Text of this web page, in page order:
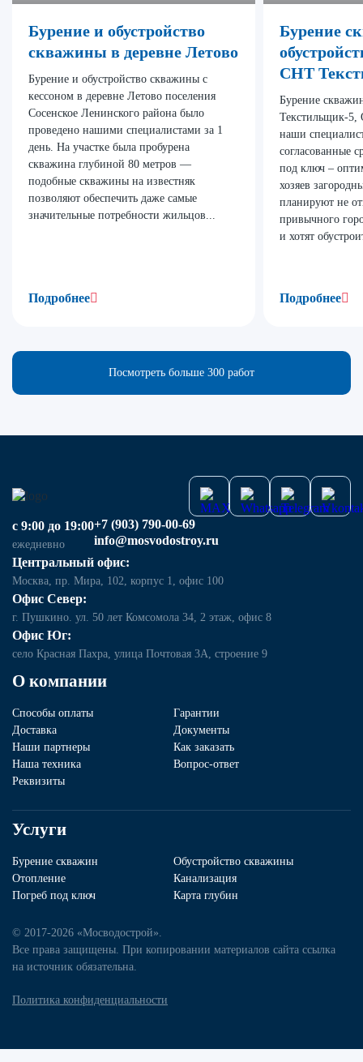
Бурение и обустройство
скважины в деревне Летово
Бурение и обустройство скважины с
кессоном в деревне Летово поселения
Сосенское Ленинского района было
проведено нашими специалистами за 1
день. На участке была пробурена
скважина глубиной 80 метров —
подобные скважины на известняк
позволяют обеспечить даже самые
значительные потребности жильцов...
Подробнее
Бурение
СНТ
Бурение
Текстильщик-5,
наши
согласованные
под ключ –
хозяев
планируют не
привычного
и хотят
Подробнее
Посмотреть больше 300 работ
О компании
Способы оплаты
Гарантии
Доставка
Документы
Наши партнеры
Как заказать
Наша техника
Вопрос-ответ
Реквизиты
Услуги
Бурение скважин
Обустройство скважины
Отопление
Канализация
Погреб под ключ
Карта глубин
с 9:00 до 19:00
ежедневно
+7 (903) 790-00-69
info@mosvodostroy.ru
Центральный офис:
Москва, пр. Мира, 102, корпус 1, офис 100
Офис Север:
г. Пушкино. ул. 50 лет Комсомола 34, 2 этаж, офис 8
Офис Юг:
село Красная Пахра, улица Почтовая 3А, строение 9
© 2017-2026 «Мосводострой».
Все права защищены. При копировании материалов сайта ссылка
на источник обязательна.
Политика конфиденциальности